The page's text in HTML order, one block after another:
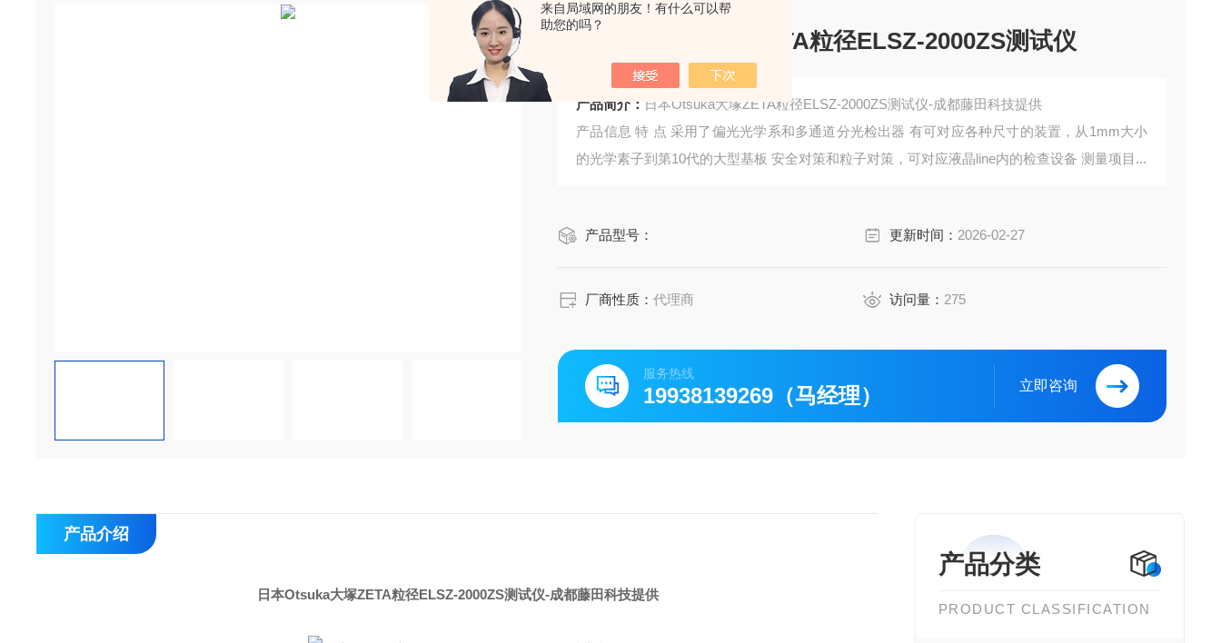
来自局域网的朋友！有什么可以帮
助您的吗？
日本Otsuka大塚ZETA粒径ELSZ-2000ZS测试仪
产品简介： 日本Otsuka大塚ZETA粒径ELSZ-2000ZS测试仪-成都藤田科技提供
产品信息 特 点 采用了偏光光学系和多通道分光检出器 有可对应各种尺寸的装置，从1mm大小
的光学素子到第10代的大型基板 安全对策和粒子对策，可对应液晶line内的检查设备 测量项目...
产品型号： 更新时间： 2026-02-27
厂商性质：代理商 访问量： 275
服务热线
19938139269（马经理） 立即咨询
产品分类
PRODUCT CLASSIFICATION
产品介绍
日本Otsuka大塚ZETA粒径ELSZ-2000ZS测试仪-成都藤田科技提供